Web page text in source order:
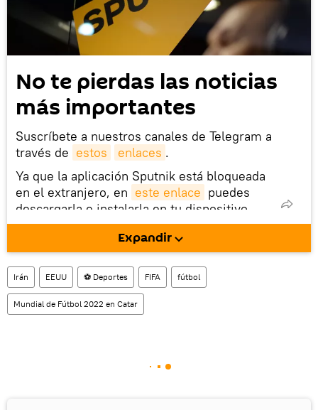
No te pierdas las noticias
más importantes
Suscríbete a nuestros canales de Telegram a
través de estos enlaces .
Ya que la aplicación Sputnik está bloqueada
en el extranjero, en este enlace puedes
descargarla e instalarla en tu dispositivo
móvil (¡solo para Android!).
También tenemos una cuenta en la red
social rusa VK .
Expandir
Irán EEUU ⚽ Deportes FIFA fútbol
Mundial de Fútbol 2022 en Catar